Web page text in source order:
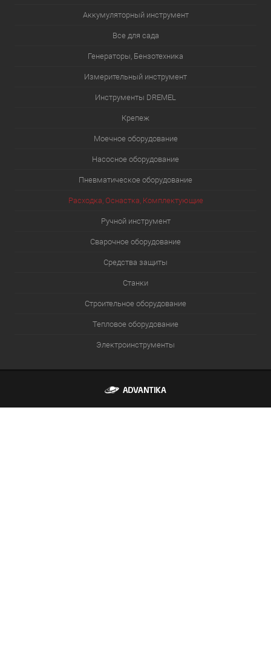
Аккумуляторный инструмент
Все для сада
Генераторы, Бензотехника
Измерительный инструмент
Инструменты DREMEL
Крепеж
Моечное оборудование
Насосное оборудование
Пневматическое оборудование
Расходка, Оснастка, Комплектующие
Ручной инструмент
Сварочное оборудование
Средства защиты
Станки
Строительное оборудование
Тепловое оборудование
Электроинструменты